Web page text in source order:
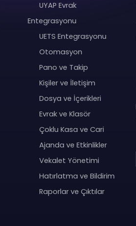
UYAP Evrak
Entegrasyonu
UETS Entegrasyonu
Otomasyon
Pano ve Takip
Kişiler ve İletişim
Dosya ve İçerikleri
Evrak ve Klasör
Çoklu Kasa ve Cari
Ajanda ve Etkinlikler
Vekalet Yönetimi
Hatırlatma ve Bildirim
Raporlar ve Çıktılar